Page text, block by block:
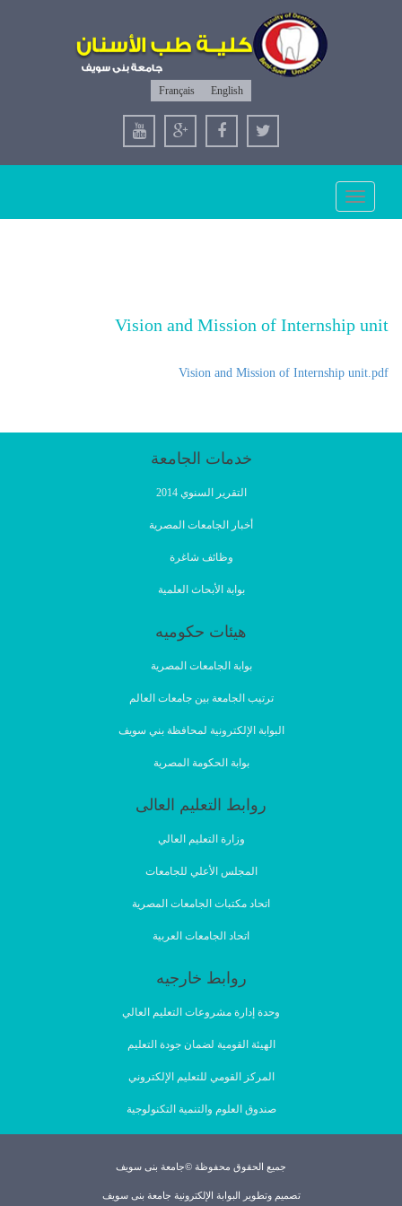
English
Français
Toggle
navigation
Vision and Mission of Internship unit
Vision and Mission of Internship unit.pdf
خدمات الجامعة
التقرير السنوي 2014
أخبار الجامعات المصرية
وظائف شاغرة
بوابة الأبحاث العلمية
هيئات حكوميه
بوابة الجامعات المصرية
ترتيب الجامعة بين جامعات العالم
البوابة الإلكترونية لمحافظة بني سويف
بوابة الحكومة المصرية
روابط التعليم العالى
وزارة التعليم العالي
المجلس الأعلي للجامعات
اتحاد مكتبات الجامعات المصرية
اتحاد الجامعات العربية
روابط خارجيه
وحدة إدارة مشروعات التعليم العالي
الهيئة القومية لضمان جودة التعليم
المركز القومي للتعليم الإلكتروني
صندوق العلوم والتنمية التكنولوجية
جميع الحقوق محفوظة ©جامعة بنى سويف
تصميم وتطوير البوابة الإلكترونية جامعة بنى سويف